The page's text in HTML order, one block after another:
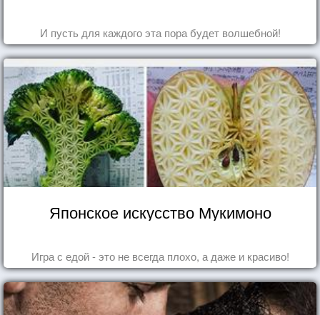
И пусть для каждого эта пора будет волшебной!
Японское искусство Мукимоно
Игра с едой - это не всегда плохо, а даже и красиво!